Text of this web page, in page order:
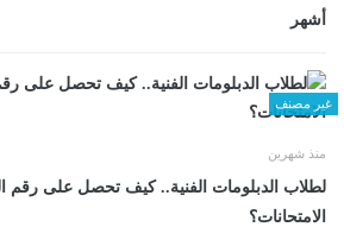
أشهر
غير مصنف
منذ شهرين
لطلاب الدبلومات الفنية.. كيف تحصل على رقم
الامتحانات؟